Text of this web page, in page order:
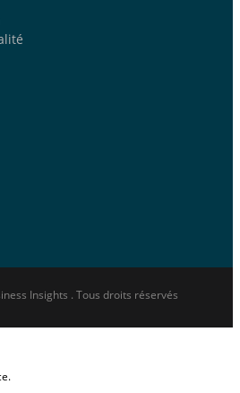
Insights . Tous droits réservés